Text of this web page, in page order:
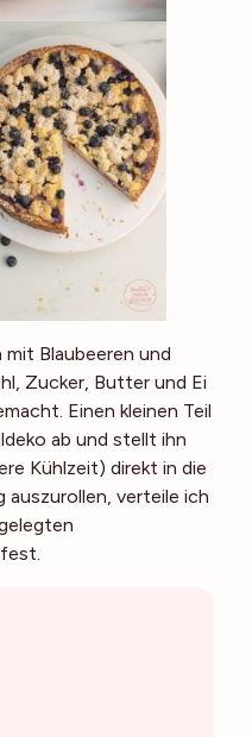
mit Blaubeeren und
Zucker, Butter und Ei
Einen kleinen Teil
ab und stellt ihn
Kühlzeit) direkt in die
auszurollen, verteile ich